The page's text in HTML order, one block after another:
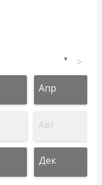
▼ >
Апр
Авг
Дек